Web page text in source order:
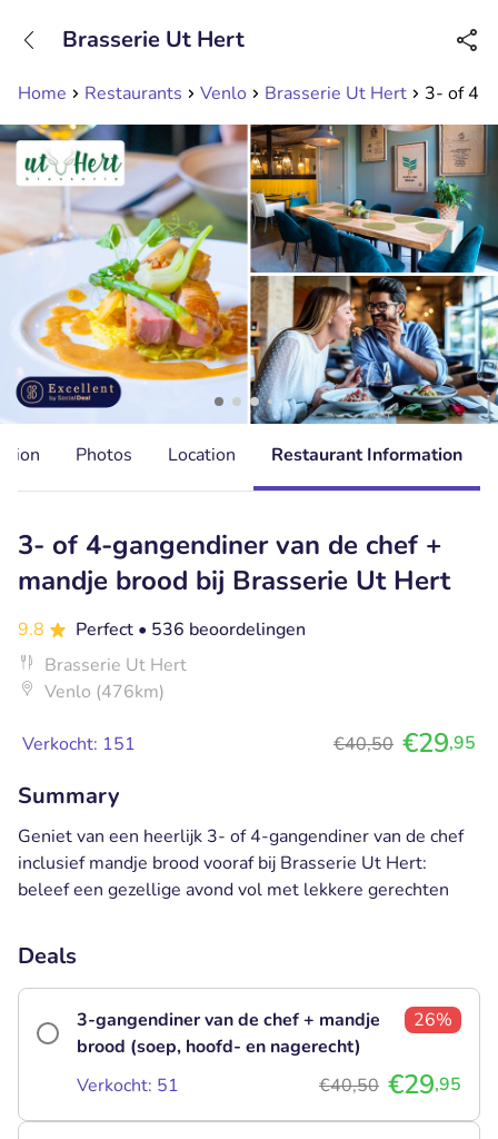
Available until 23:00
Home Restaurants Venlo Brasserie Ut Hert 3- of 4-
Brasserie Ut Hert
Photos Location Restaurant Information
3- of 4-gangendiner van de chef +
mandje brood bij Brasserie Ut Hert
9.8 Perfect • 536 beoordelingen
Brasserie Ut Hert
Venlo (476km)
Verkocht: 151 €40,50 €29,95
Summary
Geniet van een heerlijk 3- of 4-gangendiner van de chef
inclusief mandje brood vooraf bij Brasserie Ut Hert:
beleef een gezellige avond vol met lekkere gerechten
Deals
3-gangendiner van de chef + mandje
brood (soep, hoofd- en nagerecht)
26%
Verkocht: 51 €40,50 €29,95